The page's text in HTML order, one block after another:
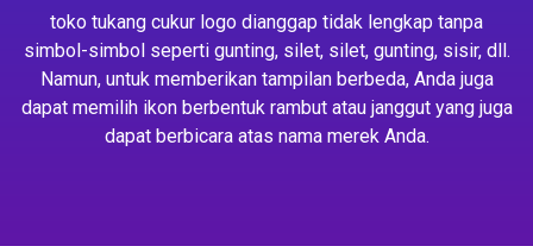
toko tukang cukur logo dianggap tidak lengkap tanpa
simbol-simbol seperti gunting, silet, silet, gunting, sisir, dll.
Namun, untuk memberikan tampilan berbeda, Anda juga
dapat memilih ikon berbentuk rambut atau janggut yang juga
dapat berbicara atas nama merek Anda.